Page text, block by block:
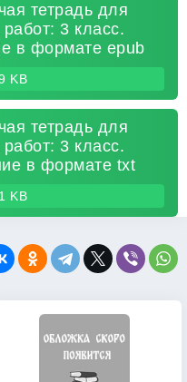
тетрадь для
3 класс.
в формате epub
KB
тетрадь для
3 класс.
в формате txt
KB